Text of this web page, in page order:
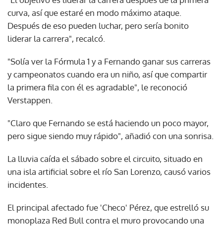
curva, así que estaré en modo máximo ataque.
Después de eso pueden luchar, pero sería bonito
liderar la carrera", recalcó.
"Solía ver la Fórmula 1 y a Fernando ganar sus carreras
y campeonatos cuando era un niño, así que compartir
la primera fila con él es agradable", le reconoció
Verstappen.
"Claro que Fernando se está haciendo un poco mayor,
pero sigue siendo muy rápido", añadió con una sonrisa.
La lluvia caída el sábado sobre el circuito, situado en
una isla artificial sobre el río San Lorenzo, causó varios
incidentes.
El principal afectado fue 'Checo' Pérez, que estrelló su
monoplaza Red Bull contra el muro provocando una